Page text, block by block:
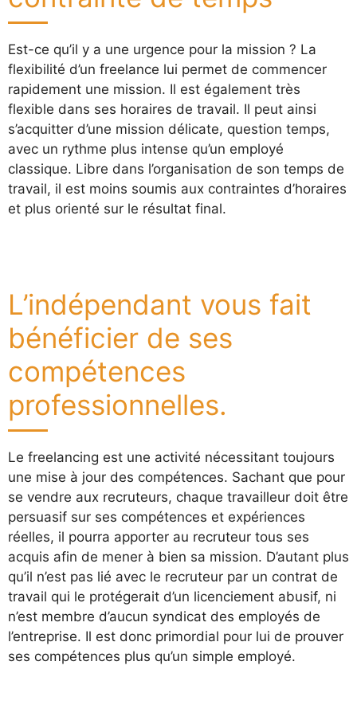
Est-ce qu’il y a une urgence pour la mission ? La
flexibilité d’un freelance lui permet de commencer
rapidement une mission. Il est également très
flexible dans ses horaires de travail. Il peut ainsi
s’acquitter d’une mission délicate, question temps,
avec un rythme plus intense qu’un employé
classique. Libre dans l’organisation de son temps de
travail, il est moins soumis aux contraintes d’horaires
et plus orienté sur le résultat final.
L’indépendant vous fait
bénéficier de ses
compétences
professionnelles.
Le freelancing est une activité nécessitant toujours
une mise à jour des compétences. Sachant que pour
se vendre aux recruteurs, chaque travailleur doit être
persuasif sur ses compétences et expériences
réelles, il pourra apporter au recruteur tous ses
acquis afin de mener à bien sa mission. D’autant plus
qu’il n’est pas lié avec le recruteur par un contrat de
travail qui le protégerait d’un licenciement abusif, ni
n’est membre d’aucun syndicat des employés de
l’entreprise. Il est donc primordial pour lui de prouver
ses compétences plus qu’un simple employé.